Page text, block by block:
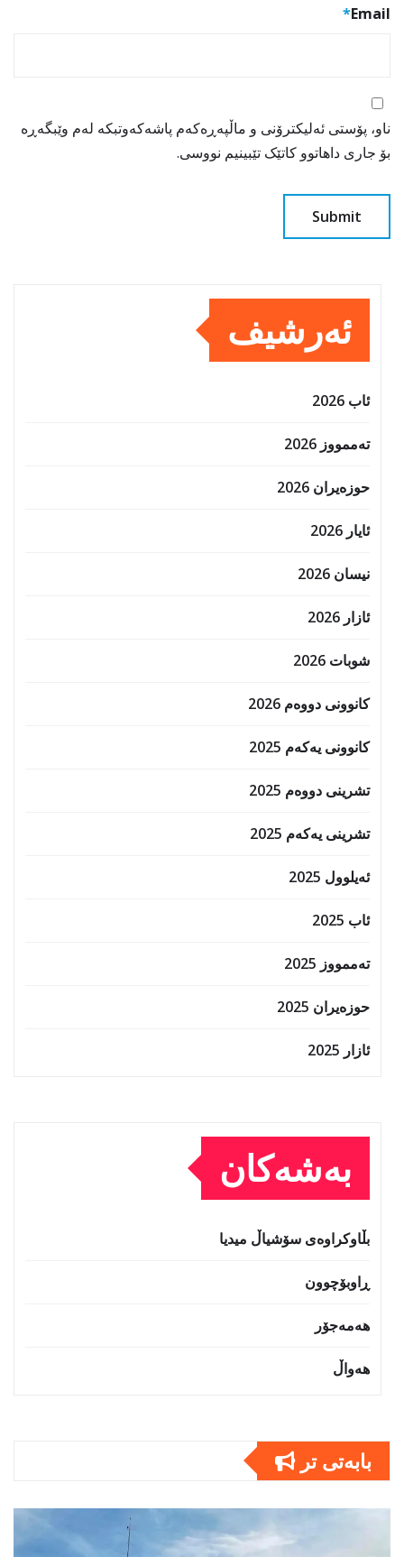
Email
*
ناو، پۆستی ئەلیکترۆنی و ماڵپەڕەکەم پاشەکەوتبکە لەم وێبگەڕە
بۆ جاری داهاتوو کاتێک تێبینیم نووسی.
ئەرشیف
ئاب 2026
تەممووز 2026
حوزه‌یران 2026
ئایار 2026
نیسان 2026
ئازار 2026
شوبات 2026
کانوونی دووەم 2026
کانوونی یەکەم 2025
تشرینی دووەم 2025
تشرینی یەکەم 2025
ئەیلوول 2025
ئاب 2025
تەممووز 2025
حوزه‌یران 2025
ئازار 2025
بەشەکان
بڵاوکراوەی سۆشیاڵ میدیا
ڕاوبۆچوون
هەمەجۆر
هەواڵ
بابەتى تر